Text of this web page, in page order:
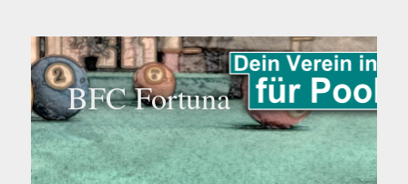
BFC Fortuna